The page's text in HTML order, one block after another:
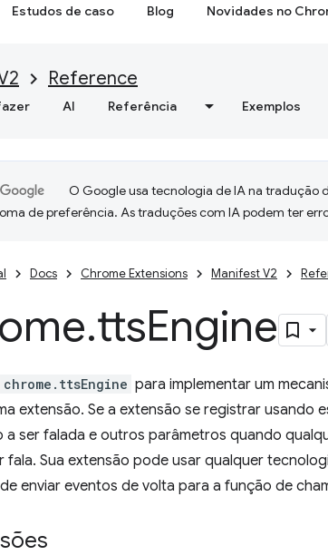
Estudos de caso Blog Novidades no
Reference
AI Referência Exemplos
O Google usa tecnologia de IA na tradução
de preferência. As traduções com IA podem ter
Docs Chrome Extensions Manifest V2
.ttsEngine
chrome.ttsEngine para implementar um
extensão. Se a extensão se registrar usando
a ser falada e outros parâmetros quando
fala. Sua extensão pode usar qualquer
enviar eventos de volta para a função de